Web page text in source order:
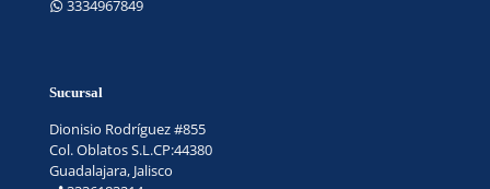
3334967849
Sucursal
Dionisio Rodríguez #855
Col. Oblatos S.L.CP:44380
Guadalajara, Jalisco